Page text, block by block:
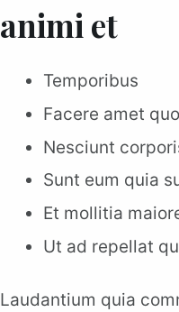
animi et
Temporibus
Facere amet
Nesciunt
Sunt eum quia
Et mollitia
Ut ad repellat
Laudantium quia